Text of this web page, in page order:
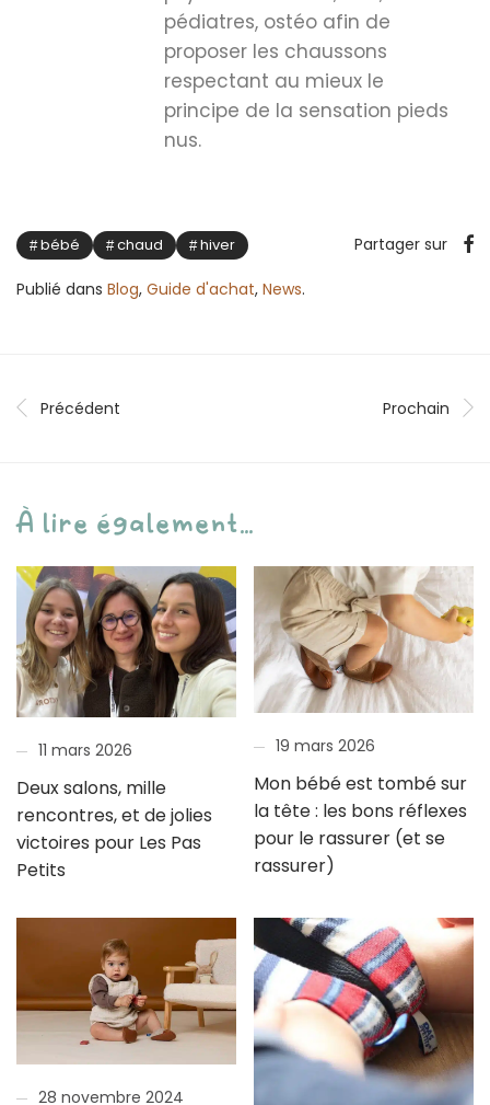
pédiatres, ostéo afin de
proposer les chaussons
respectant au mieux le
principe de la sensation pieds
nus.
bébé chaud hiver
Publié dans Blog, Guide d'achat, News.
Partager sur
Précédent Prochain
À lire également...
11 mars 2026
Deux salons, mille
rencontres, et de jolies
victoires pour Les Pas
Petits
19 mars 2026
Mon bébé est tombé sur
la tête : les bons réflexes
pour le rassurer (et se
rassurer)
28 novembre 2024